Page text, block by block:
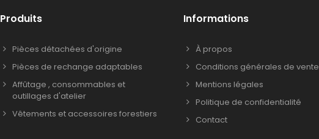
Produits
Pièces détachées d'origine
Pièces de rechange adaptables
Affûtage , consommables et
outillages d'atelier
Vêtements et accessoires forestiers
Informations
À propos
Conditions générales de vente
Mentions légales
Politique de confidentialité
Contact